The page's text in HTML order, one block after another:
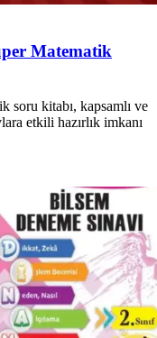
Matematik
soru kitabı, kapsamlı ve
etkili hazırlık imkanı